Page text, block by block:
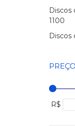
PREÇO
R$
Discos
1100
Discos